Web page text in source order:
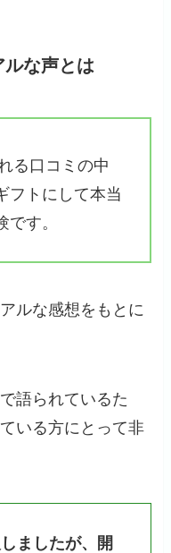
な声とは
る口コミの中
フトにして本当
す。
ルな感想をもとに
語られているた
いる方にとって非
ましたが、開